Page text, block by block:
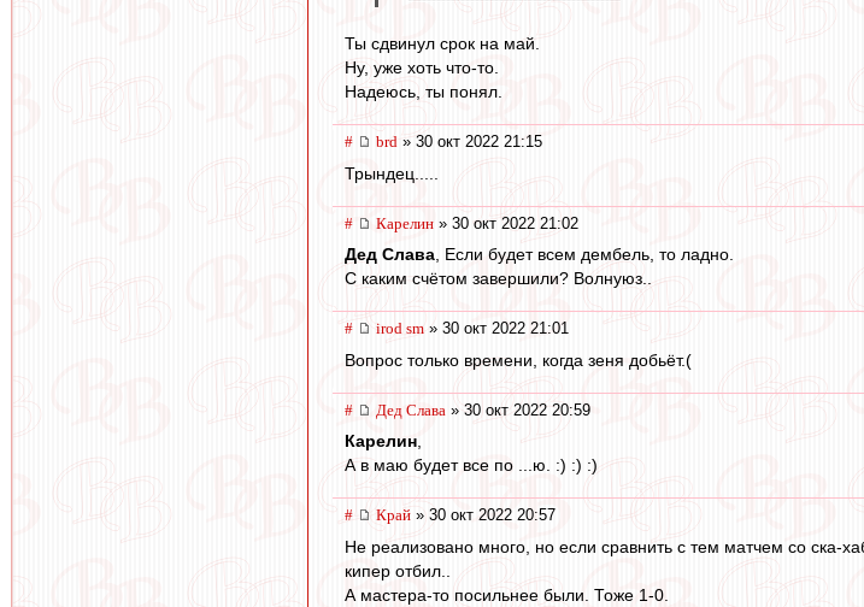
Ты сдвинул срок на май.
Ну, уже хоть что-то.
Надеюсь, ты понял.
# brd » 30 окт 2022 21:15
Трындец.....
# Карелин » 30 окт 2022 21:02
Дед Слава , Если будет всем дембель, то ладно.
С каким счётом завершили? Волнуюз..
# irod sm » 30 окт 2022 21:01
Вопрос только времени, когда зеня добьёт.(
# Дед Слава » 30 окт 2022 20:59
Карелин,
А в маю будет все по ...ю. :) :) :)
# Край » 30 окт 2022 20:57
Не реализовано много, но если сравнить с тем матчем со
кипер отбил..
А мастера-то посильнее были. Тоже 1-0.